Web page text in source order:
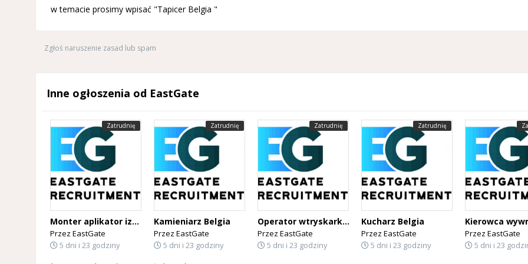
w temacie prosimy wpisać "Tapicer Belgia "
Zgłoś naruszenie zasad lub spam
Inne ogłoszenia od EastGate
Zatrudnię
Monter aplikator izolacji PUR Belgia
Przez EastGate
5 dni i 23 godziny
Zatrudnię
Kamieniarz Belgia
Przez EastGate
5 dni i 23 godziny
Zatrudnię
Operator wtryskarki Belgia
Przez EastGate
5 dni i 23 godziny
Zatrudnię
Kucharz Belgia
Przez EastGate
5 dni i 23 godziny
Przez EastGate
5 dni i 23